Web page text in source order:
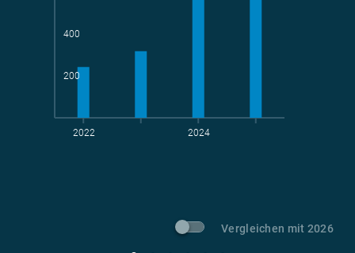
-Vermeidung
2022 2024
200
400
Vergleichen mit 2026